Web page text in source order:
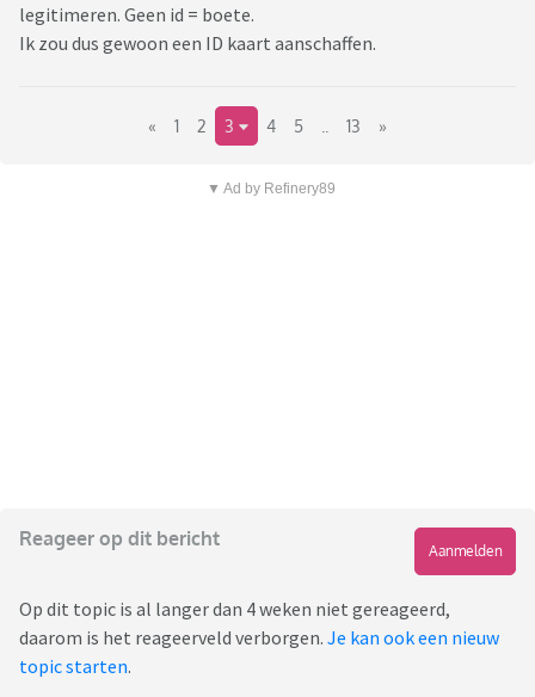
legitimeren. Geen id = boete.
Ik zou dus gewoon een ID kaart aanschaffen.
« 1 2 3 4 5 13 »
▼ Ad by Refinery89
Reageer op dit bericht
Aanmelden
Op dit topic is al langer dan 4 weken niet gereageerd,
daarom is het reageerveld verborgen. Je kan ook een nieuw
topic starten.